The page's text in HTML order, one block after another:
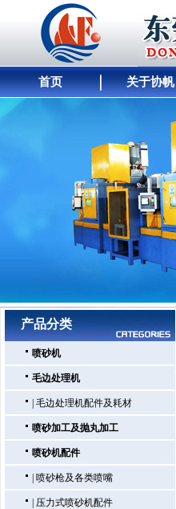
首页 关于协帆
网站首页｜公司简介｜产品展示｜
产品分类
喷砂机
毛边处理机
毛边处理机配件及耗材
喷砂加工及抛丸加工
喷砂机配件
喷砂枪及各类喷嘴
压力式喷砂机配件